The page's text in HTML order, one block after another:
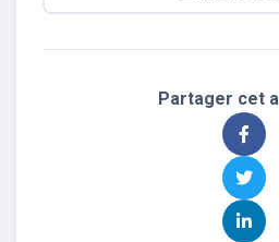
Partager cet